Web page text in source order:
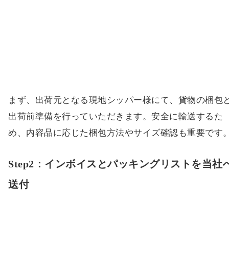
まず、出荷元となる現地シッパー様にて、貨物の梱包
出荷前準備を行っていただきます。安全に輸送するた
め、内容品に応じた梱包方法やサイズ確認も重要です
Step2：インボイスとパッキングリストを当社
送付